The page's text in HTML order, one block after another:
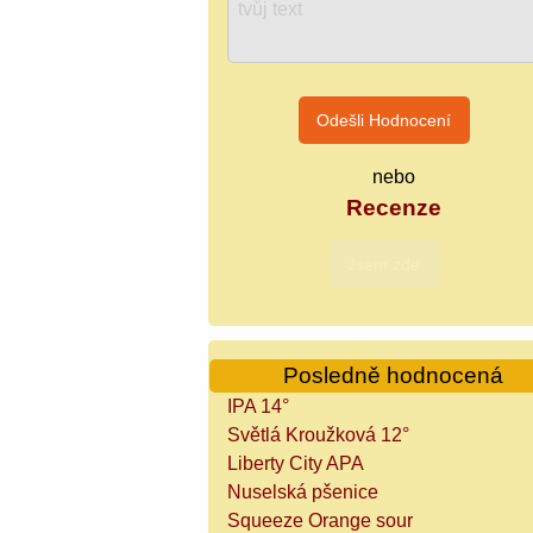
nebo
Recenze
Posledně hodnocená
IPA 14°
Světlá Kroužková 12°
Liberty City APA
Nuselská pšenice
Squeeze Orange sour